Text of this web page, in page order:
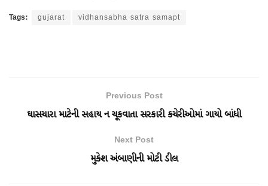
Tags: gujarat vidhansabha satra samapt
Previous Post
ઘાસચારા માટેની સહાય ન ચૂકવાતા સરકારી કચેરીઓમાં ગાયો બાંધી
Next Post
મુકેશ અંબાણીની મોટી ડીલ